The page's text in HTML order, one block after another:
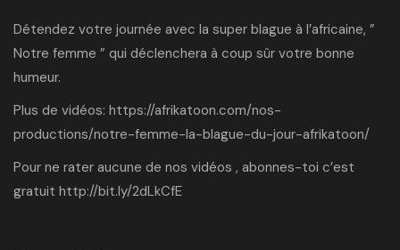
Détendez votre journée avec la super blague à l’africaine, ”
Notre femme ” qui déclenchera à coup sûr votre bonne
humeur.
Plus de vidéos: https://afrikatoon.com/nos-
productions/notre-femme-la-blague-du-jour-afrikatoon/
Pour ne rater aucune de nos vidéos , abonnes-toi c’est
gratuit http://bit.ly/2dLkCfE